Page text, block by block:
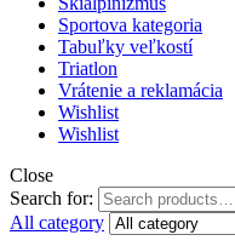
Sportova kategoria
Tabuľky veľkostí
Triatlon
Vrátenie a reklamácia
Wishlist
Wishlist
Close
Search for:
All category